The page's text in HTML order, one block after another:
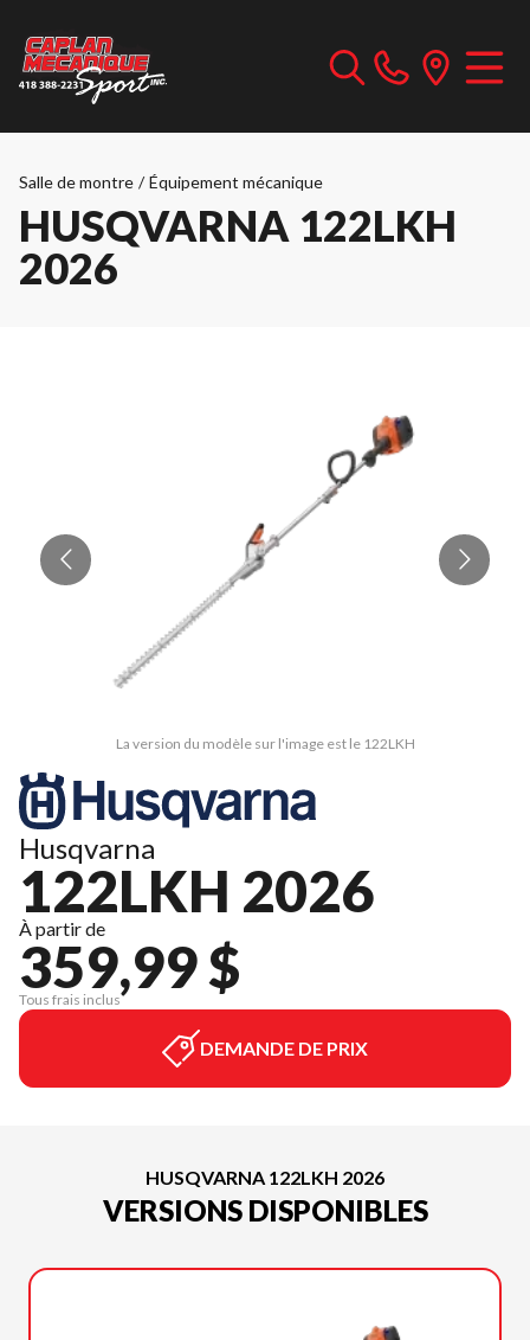
Salle de montre / Équipement mécanique
HUSQVARNA 122LKH
2026
La version du modèle sur l'image est le 122LKH
Husqvarna
122LKH 2026
À partir de
359,99 $
Tous frais inclus
DEMANDE DE PRIX
HUSQVARNA 122LKH 2026
VERSIONS DISPONIBLES